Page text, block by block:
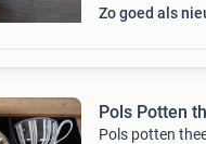
Zo goed als
Pols Potten
Pols potten